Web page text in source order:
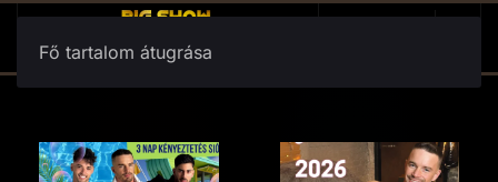
Fő tartalom átugrása